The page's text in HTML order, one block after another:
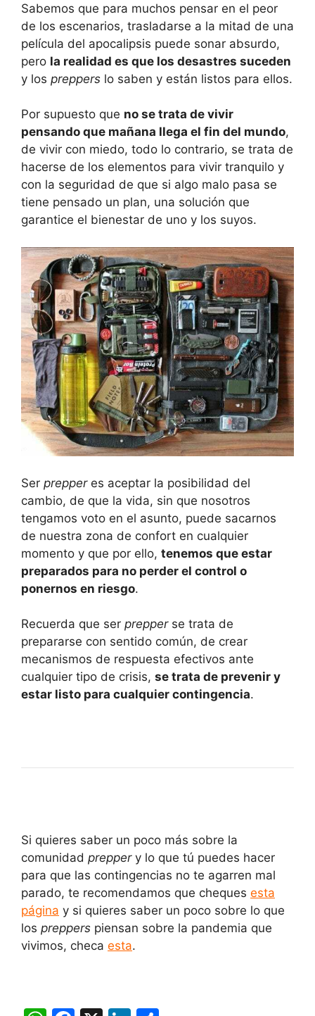
Sabemos que para muchos pensar en el peor
de los escenarios, trasladarse a la mitad de una
película del apocalipsis puede sonar absurdo,
pero la realidad es que los desastres suceden
y los preppers lo saben y están listos para ellos.
Por supuesto que no se trata de vivir
pensando que mañana llega el fin del mundo,
de vivir con miedo, todo lo contrario, se trata de
hacerse de los elementos para vivir tranquilo y
con la seguridad de que si algo malo pasa se
tiene pensado un plan, una solución que
garantice el bienestar de uno y los suyos.
Ser prepperes aceptar la posibilidad del
cambio, de que la vida, sin que nosotros
tengamos voto en el asunto, puede sacarnos
de nuestra zona de confort en cualquier
momento y que por ello, tenemos que estar
preparados para no perder el control o
ponernos en riesgo.
Recuerda que ser prepperse trata de
prepararse con sentido común, de crear
mecanismos de respuesta efectivos ante
cualquier tipo de crisis, se trata de prevenir y
estar listo para cualquier contingencia.
Si quieres saber un poco más sobre la
comunidad prepper y lo que tú puedes hacer
para que las contingencias no te agarren mal
parado, te recomendamos que cheques esta
página y si quieres saber un poco sobre lo que
los preppers piensan sobre la pandemia que
vivimos, checa esta.